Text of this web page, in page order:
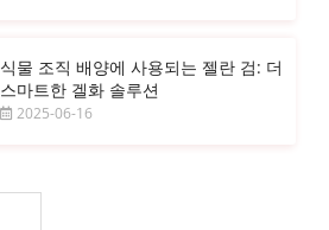
식물 조직 배양에 사용되는 젤란 검: 더
스마트한 겔화 솔루션
2025-06-16